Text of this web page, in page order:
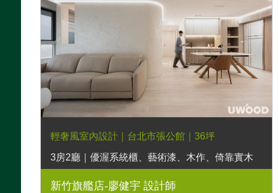
輕奢風室內設計｜台北市張公館｜36坪
3房2廳｜優渥系統櫃、藝術漆、木作、倚靠實木
床架、暮光實木床頭櫃
新竹旗艦店-廖健宇 設計師